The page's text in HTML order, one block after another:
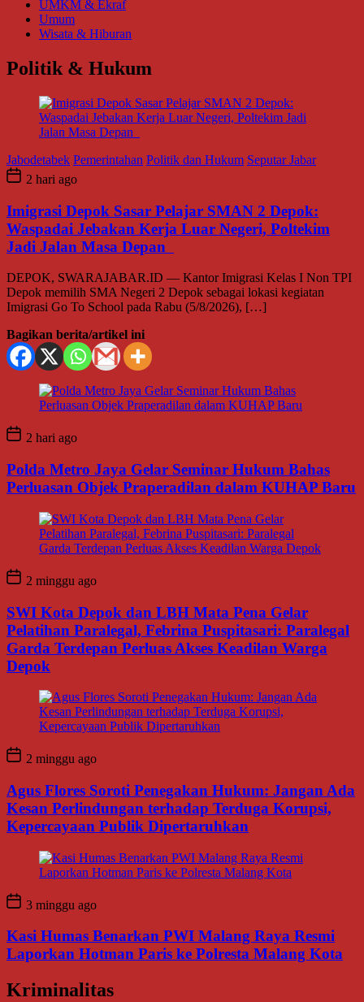
UMKM & Ekraf
Umum
Wisata & Hiburan
Politik & Hukum
Jabodetabek Pemerintahan Politik dan Hukum Seputar Jabar
2 hari ago
Imigrasi Depok Sasar Pelajar SMAN 2 Depok:
Waspadai Jebakan Kerja Luar Negeri, Poltekim
Jadi Jalan Masa Depan
DEPOK, SWARAJABAR.ID — Kantor Imigrasi Kelas I Non TPI
Depok memilih SMA Negeri 2 Depok sebagai lokasi kegiatan
Imigrasi Go To School pada Rabu (5/8/2026), […]
Bagikan berita/artikel ini
2 hari ago
Polda Metro Jaya Gelar Seminar Hukum Bahas
Perluasan Objek Praperadilan dalam KUHAP Baru
2 minggu ago
SWI Kota Depok dan LBH Mata Pena Gelar
Pelatihan Paralegal, Febrina Puspitasari: Paralegal
Garda Terdepan Perluas Akses Keadilan Warga
Depok
2 minggu ago
Agus Flores Soroti Penegakan Hukum: Jangan Ada
Kesan Perlindungan terhadap Terduga Korupsi,
Kepercayaan Publik Dipertaruhkan
3 minggu ago
Kasi Humas Benarkan PWI Malang Raya Resmi
Laporkan Hotman Paris ke Polresta Malang Kota
Kriminalitas